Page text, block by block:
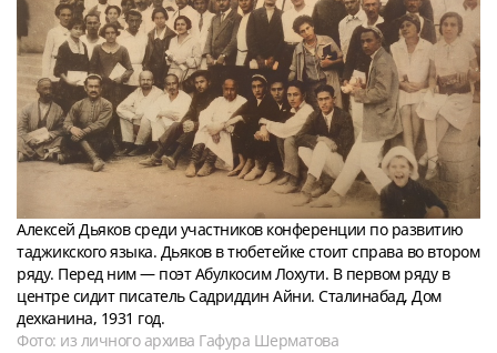
Алексей Дьяков среди участников конференции по развитию
таджикского языка. Дьяков в тюбетейке стоит справа во втором
ряду. Перед ним — поэт Абулкосим Лохути. В первом ряду в
центре сидит писатель Садриддин Айни. Сталинабад, Дом
дехканина, 1931 год.
Фото: из личного архива Гафура Шерматова